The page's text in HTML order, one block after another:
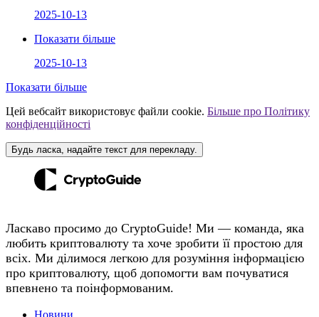
2025-10-13
Показати більше
2025-10-13
Показати більше
Цей вебсайт використовує файли cookie. Більше про Політику
конфіденційності
Будь ласка, надайте текст для перекладу.
Ласкаво просимо до CryptoGuide! Ми — команда, яка
любить криптовалюту та хоче зробити її простою для
всіх. Ми ділимося легкою для розуміння інформацією
про криптовалюту, щоб допомогти вам почуватися
впевнено та поінформованим.
Новини